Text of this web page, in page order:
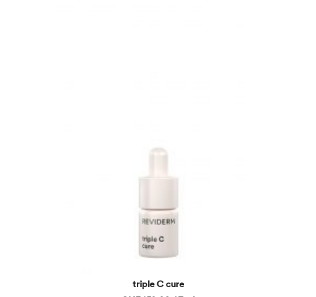
triple C cure